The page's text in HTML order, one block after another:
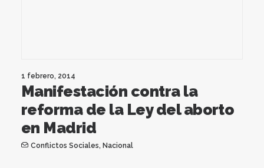
1 febrero, 2014
Manifestación contra la
reforma de la Ley del aborto
en Madrid
Conflictos Sociales, Nacional